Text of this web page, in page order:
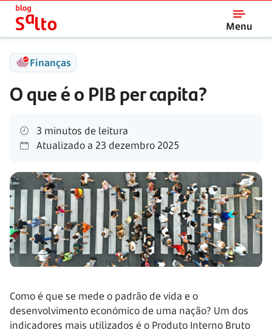
Menu
Salto
Finanças
O que é o PIB per capita?
3 minutos de leitura
Atualizado a 23 dezembro 2025
Como é que se mede o padrão de vida e o
desenvolvimento económico de uma nação? Um dos
indicadores mais utilizados é o Produto Interno Bruto